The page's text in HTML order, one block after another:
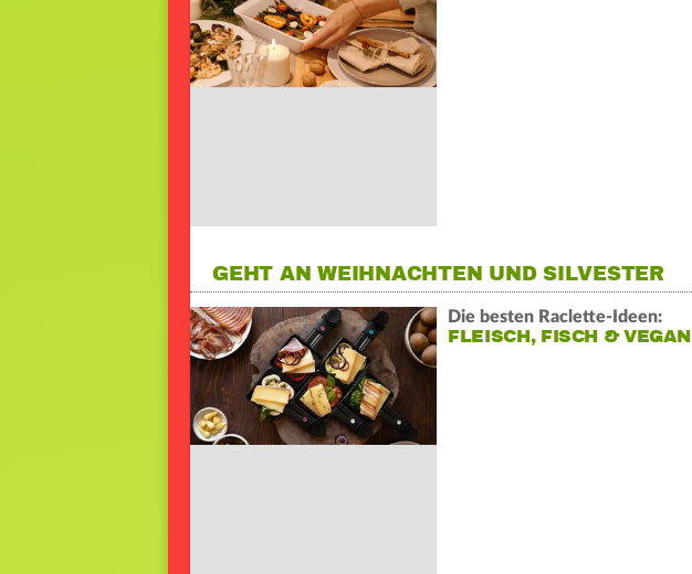
GEHT AN WEIHNACHTEN UND SILVESTER
Die besten Raclette-Ideen:
FLEISCH, FISCH & VEGAN